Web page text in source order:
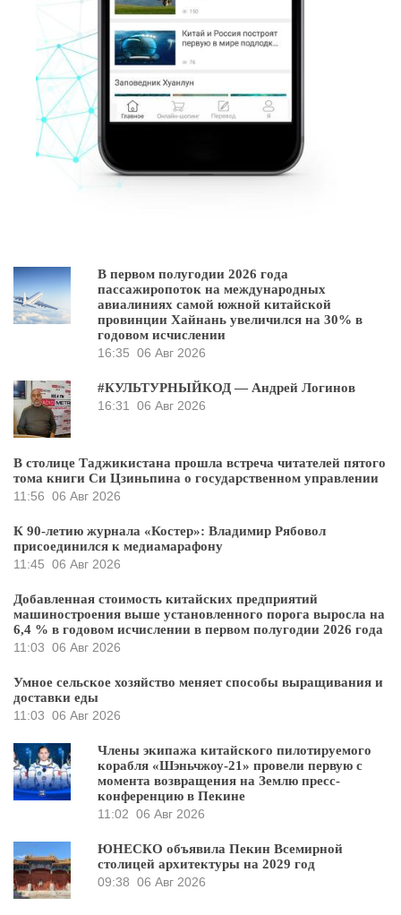
В первом полугодии 2026 года
пассажиропоток на международных
авиалиниях самой южной китайской
провинции Хайнань увеличился на 30% в
годовом исчислении
16:35 06 Авг 2026
#КУЛЬТУРНЫЙКОД — Андрей Логинов
16:31
06 Авг 2026
В столице Таджикистана прошла встреча читателей пятого
тома книги Си Цзиньпина о государственном управлении
11:56 06 Авг 2026
К 90-летию журнала «Костер»: Владимир Рябовол
присоединился к медиамарафону
11:45 06 Авг 2026
Добавленная стоимость китайских предприятий
машиностроения выше установленного порога выросла на
6,4 % в годовом исчислении в первом полугодии 2026 года
11:03 06 Авг 2026
Умное сельское хозяйство меняет способы выращивания и
доставки еды
11:03 06 Авг 2026
Члены экипажа китайского пилотируемого
корабля «Шэньчжоу-21» провели первую с
момента возвращения на Землю пресс-
конференцию в Пекине
11:02 06 Авг 2026
ЮНЕСКО объявила Пекин Всемирной
столицей архитектуры на 2029 год
09:38 06 Авг 2026